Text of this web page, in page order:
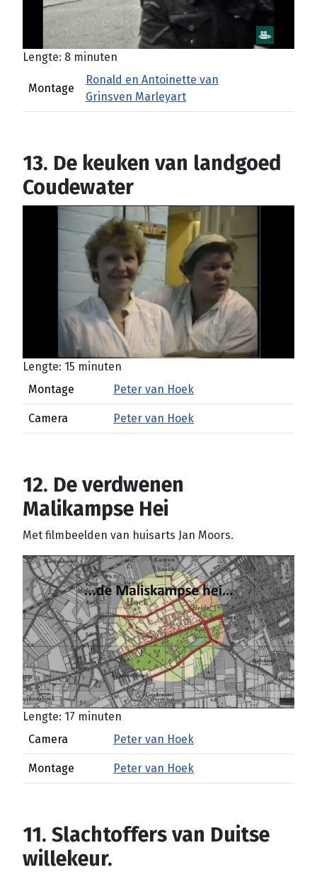
Lengte: 8 minuten
Montage
Ronald en Antoinette van
Grinsven Marleyart
13. De keuken van landgoed
Coudewater
Lengte: 15 minuten
Montage
Peter van Hoek
Camera Peter van Hoek
12. De verdwenen
Malikampse Hei
Met filmbeelden van huisarts Jan Moors.
Lengte: 17 minuten
Camera
Peter van Hoek
Montage Peter van Hoek
11. Slachtoffers van Duitse
willekeur.